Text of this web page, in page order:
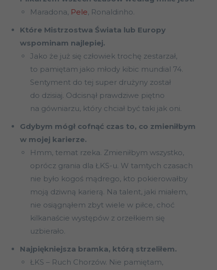
Maradona, Pele, Ronaldinho.
Które Mistrzostwa Świata lub Europy
wspominam najlepiej.
Jako że już się człowiek trochę zestarzał,
to pamiętam jako młody kibic mundial 74.
Sentyment do tej super drużyny został
do dzisiaj. Odcisnął prawdziwe piętno
na gówniarzu, który chciał być taki jak oni.
Gdybym mógł cofnąć czas to, co zmieniłbym
w mojej karierze.
Hmm, temat rzeka. Zmieniłbym wszystko,
oprócz grania dla ŁKS-u. W tamtych czasach
nie było kogoś mądrego, kto pokierowałby
moją dziwną karierą. Na talent, jaki miałem,
nie osiągnąłem zbyt wiele w piłce, choć
kilkanaście występów z orzełkiem się
uzbierało.
Najpiękniejsza bramka, którą strzeliłem.
ŁKS – Ruch Chorzów. Nie pamiętam,